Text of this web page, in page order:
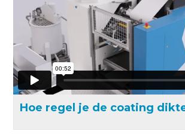
Hoe regel je de coating